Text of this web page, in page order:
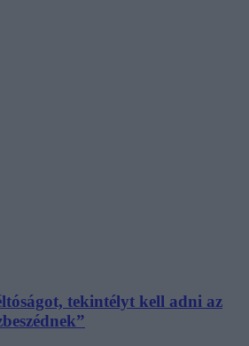
tekintélyt kell adni az